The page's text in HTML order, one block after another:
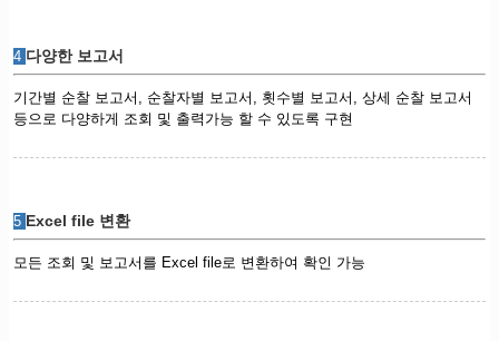
4 다양한 보고서
기간별 순찰 보고서, 순찰자별 보고서, 횟수별 보고서, 상세 순찰 보고서
등으로 다양하게 조회 및 출력가능 할 수 있도록 구현
5 Excel file 변환
모든 조회 및 보고서를 Excel file로 변환하여 확인 가능